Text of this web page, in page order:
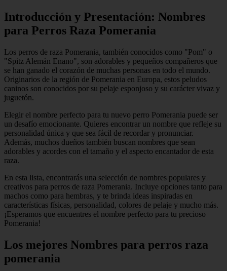
Introducción y Presentación: Nombres
para Perros Raza Pomerania
Los perros de raza Pomerania, también conocidos como "Pom" o
"Spitz Alemán Enano", son adorables y pequeños compañeros que
se han ganado el corazón de muchas personas en todo el mundo.
Originarios de la región de Pomerania en Europa, estos peludos
caninos son conocidos por su pelaje esponjoso y su carácter vivaz y
juguetón.
Elegir el nombre perfecto para tu nuevo perro Pomerania puede ser
un desafío emocionante. Quieres encontrar un nombre que refleje su
personalidad única y que sea fácil de recordar y pronunciar.
Además, muchos dueños también buscan nombres que sean
adorables y acordes con el tamaño y el aspecto encantador de esta
raza.
En esta lista, encontrarás una selección de nombres populares y
creativos para perros de raza Pomerania. Incluye opciones tanto para
machos como para hembras, y te brinda ideas inspiradas en
características físicas, personalidad, colores de pelaje y mucho más.
¡Esperamos que encuentres el nombre perfecto para tu precioso
Pomerania!
Los mejores Nombres para perros raza
pomerania